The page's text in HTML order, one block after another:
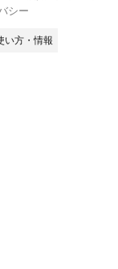
シー
い方・情報